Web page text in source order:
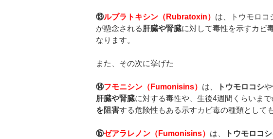
⑬ルブラトキシン（ Rubratoxin） は、トウモロコ
が懸念される肝臓や腎臓に対して毒性を示すカビ
なります。
また、その次に挙げた
⑭フモニシン（ Fumonisins） は、 トウモロコシや
肝臓や腎臓に対する毒性や、生後4週間くらいまで
を阻害する危険性もある示すカビ毒の種類として
⑮ゼアラレノン（ Fumonisins） は、 トウモロコ